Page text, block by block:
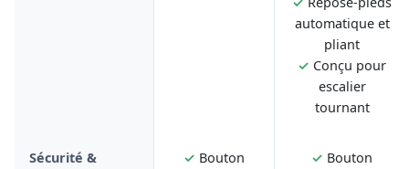
automatique et
pliant
✓ Conçu pour
escalier
tournant
Sécurité &
✓ Bouton
✓ Bouton